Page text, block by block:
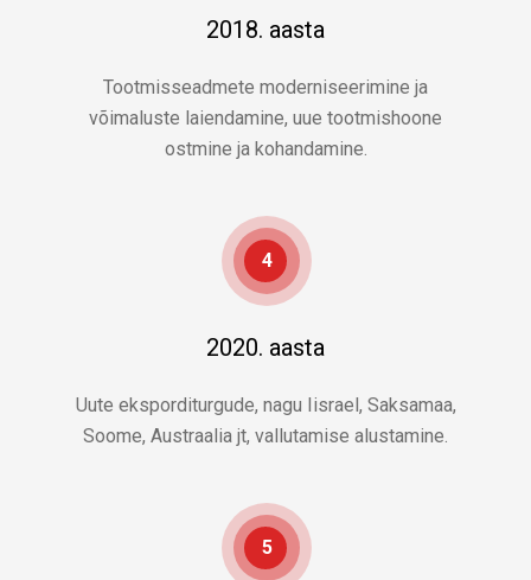
2018. aasta
Tootmisseadmete moderniseerimine ja
võimaluste laiendamine, uue tootmishoone
ostmine ja kohandamine.
4
2020. aasta
Uute eksporditurgude, nagu Iisrael, Saksamaa,
Soome, Austraalia jt, vallutamise alustamine.
5